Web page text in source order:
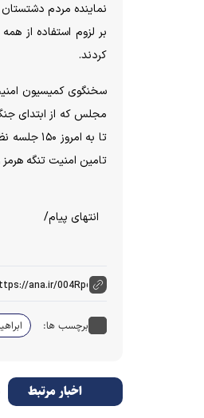
نماینده مردم
بر لزوم استفاده از
کردند.
سخنگوی کمیسیون
مجلس که از ابتدای
تا به
تامین امنیت تنگه
انتهای پیام/
برچسب ها:
اخبار مرتبط